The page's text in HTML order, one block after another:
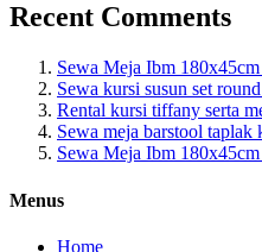
Recent Comments
Sewa Meja Ibm
Sewa kursi susun set
Rental kursi tiffany serta
Sewa meja barstool
Sewa Meja Ibm
Menus
Home